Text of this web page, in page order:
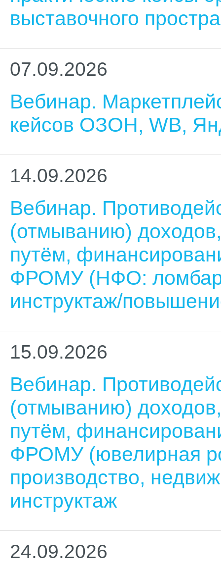
выставочного
07.09.2026
Вебинар.
кейсов ОЗОН, WB,
14.09.2026
Вебинар.
(отмыванию)
путём,
ФРОМУ (НФО:
инструктаж/
15.09.2026
Вебинар.
(отмыванию)
путём,
ФРОМУ (ювелирная
производство,
инструктаж
24.09.2026